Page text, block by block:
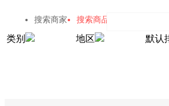
搜索商家 搜索商品
类别 地区 默认